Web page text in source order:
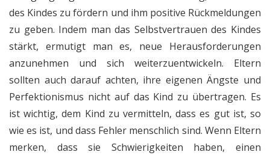
des Kindes zu fördern und ihm positive Rückmeldungen
zu geben. Indem man das Selbstvertrauen des Kindes
stärkt, ermutigt man es, neue Herausforderungen
anzunehmen und sich weiterzuentwickeln. Eltern
sollten auch darauf achten, ihre eigenen Ängste und
Perfektionismus nicht auf das Kind zu übertragen. Es
ist wichtig, dem Kind zu vermitteln, dass es gut ist, so
wie es ist, und dass Fehler menschlich sind. Wenn Eltern
merken, dass sie Schwierigkeiten haben, einen